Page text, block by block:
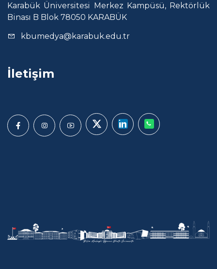
Karabük Üniversitesi Merkez Kampüsü, Rektörlük
Binası B Blok 78050 KARABÜK
kbumedya@karabuk.edu.tr
İletişim